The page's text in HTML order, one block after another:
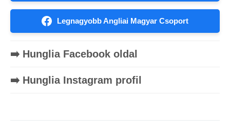
Legnagyobb Angliai Magyar Csoport
➡️ Hunglia Facebook oldal
➡️ Hunglia Instagram profil